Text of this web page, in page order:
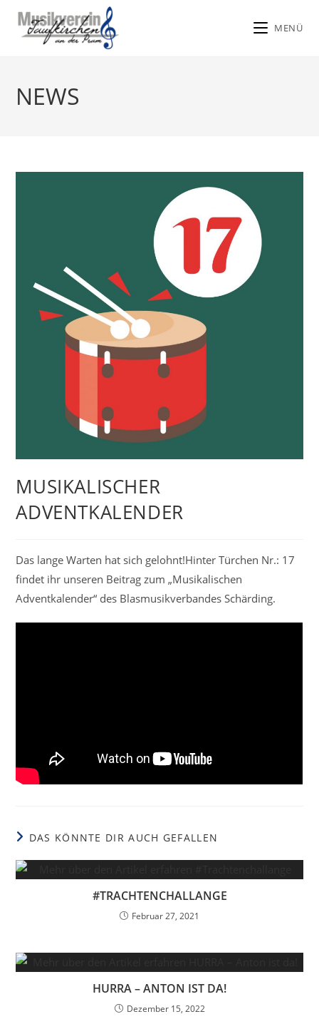
springen
MENÜ
NEWS
MUSIKALISCHER
ADVENTKALENDER
Das lange Warten hat sich gelohnt!Hinter Türchen Nr.: 17
findet ihr unseren Beitrag zum „Musikalischen
Adventkalender“ des Blasmusikverbandes Schärding.
DAS KÖNNTE DIR AUCH GEFALLEN
#TRACHTENCHALLANGE
Februar 27, 2021
HURRA – ANTON IST DA!
Dezember 15, 2022